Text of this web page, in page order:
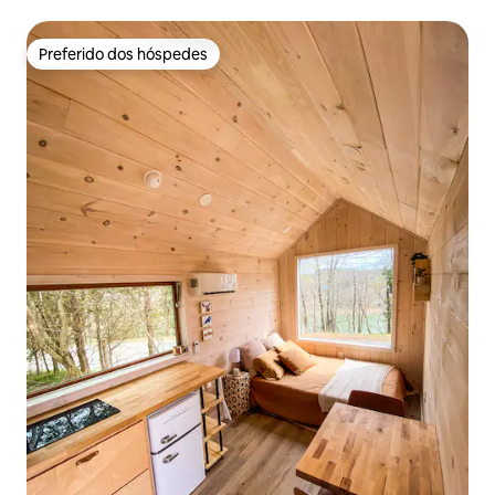
Preferido dos hóspedes
Preferido dos hóspedes